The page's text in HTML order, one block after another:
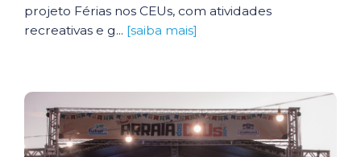
projeto Férias nos CEUs, com atividades
recreativas e g... [saiba mais]